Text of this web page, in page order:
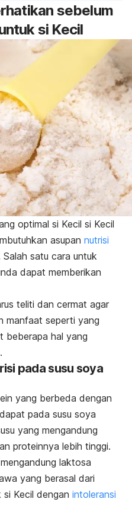
sebelum
si Kecil
optimal si Kecil si Kecil
asupan nutrisi
Salah satu cara untuk
dapat memberikan
teliti dan cermat agar
manfaat seperti yang
beberapa hal yang
pada susu soya
yang berbeda dengan
pada susu soya
yang mengandung
proteinnya lebih tinggi.
laktosa
yang berasal dari
si Kecil dengan intoleransi